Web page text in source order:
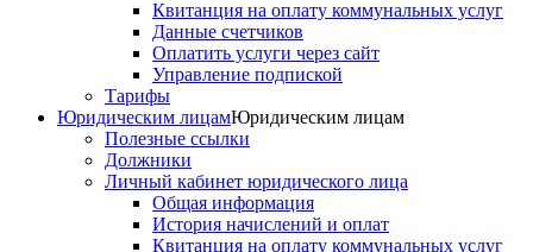
Квитанция на оплату коммунальных услуг
Данные счетчиков
Оплатить услуги через сайт
Управление подпиской
Тарифы
Юридическим лицамЮридическим лицам
Полезные ссылки
Должники
Личный кабинет юридического лица
Общая информация
История начислений и оплат
Квитанция на оплату коммунальных услуг